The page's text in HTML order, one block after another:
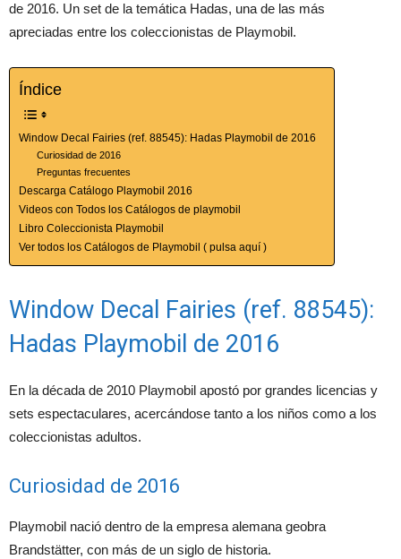
de 2016. Un set de la temática Hadas, una de las más
apreciadas entre los coleccionistas de Playmobil.
Índice
Window Decal Fairies (ref. 88545): Hadas Playmobil de 2016
Curiosidad de 2016
Preguntas frecuentes
Descarga Catálogo Playmobil 2016
Videos con Todos los Catálogos de playmobil
Libro Coleccionista Playmobil
Ver todos los Catálogos de Playmobil ( pulsa aquí )
Window Decal Fairies (ref. 88545):
Hadas Playmobil de 2016
En la década de 2010 Playmobil apostó por grandes licencias y
sets espectaculares, acercándose tanto a los niños como a los
coleccionistas adultos.
Curiosidad de 2016
Playmobil nació dentro de la empresa alemana geobra
Brandstätter, con más de un siglo de historia.